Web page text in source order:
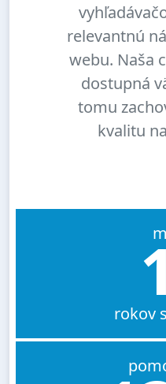
relevantnú
webu. Naša
dostupná
tomu
kvalitu
rokov